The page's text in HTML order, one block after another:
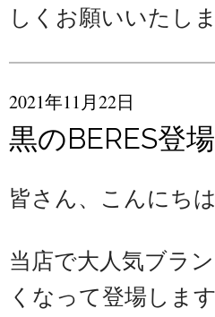
しくお願いいたしま
2021年11月22日
黒のBERES登
皆さん、こんにち
当店で大人気ブラ
くなって登場します